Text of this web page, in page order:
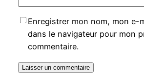
Enregistrer mon nom, mon e-
dans le navigateur pour mon
commentaire.